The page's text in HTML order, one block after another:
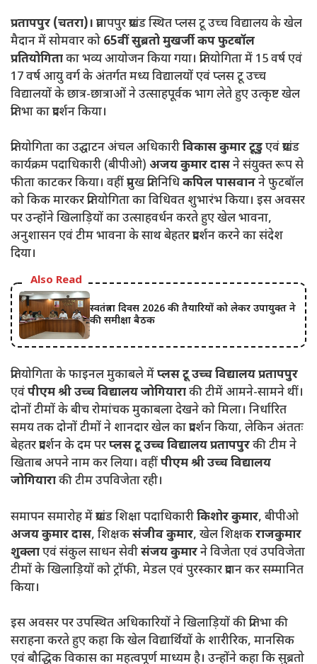
प्रतापपुर (चतरा)। प्रतापपुर प्रखंड स्थित प्लस टू उच्च विद्यालय के खेल
मैदान में सोमवार को 65वीं सुब्रतो मुखर्जी कप फुटबॉल
प्रतियोगिताका भव्य आयोजन किया गया। प्रतियोगिता में 15 वर्ष एवं
17 वर्ष आयु वर्ग के अंतर्गत मध्य विद्यालयों एवं प्लस टू उच्च
विद्यालयों के छात्र-छात्राओं ने उत्साहपूर्वक भाग लेते हुए उत्कृष्ट खेल
प्रतिभा का प्रदर्शन किया।
प्रतियोगिता का उद्घाटन अंचल अधिकारीविकास कुमार टूडुएवं प्रखंड
कार्यक्रम पदाधिकारी (बीपीओ) अजय कुमार दासने संयुक्त रूप से
फीता काटकर किया। वहीं प्रमुख प्रतिनिधिकपिल पासवानने फुटबॉल
को किक मारकर प्रतियोगिता का विधिवत शुभारंभ किया। इस अवसर
पर उन्होंने खिलाड़ियों का उत्साहवर्धन करते हुए खेल भावना,
अनुशासन एवं टीम भावना के साथ बेहतर प्रदर्शन करने का संदेश
दिया।
Also Read
स्वतंत्रता दिवस 2026 की तैयारियों को लेकर उपायुक्त ने
की समीक्षा बैठक
प्रतियोगिता के फाइनल मुकाबले मेंप्लस टू उच्च विद्यालय प्रतापपुर
एवंपीएम श्री उच्च विद्यालय जोगियाराकी टीमें आमने-सामने थीं।
दोनों टीमों के बीच रोमांचक मुकाबला देखने को मिला। निर्धारित
समय तक दोनों टीमों ने शानदार खेल का प्रदर्शन किया, लेकिन अंततः
बेहतर प्रदर्शन के दम परप्लस टू उच्च विद्यालय प्रतापपुरकी टीम ने
खिताब अपने नाम कर लिया। वहींपीएम श्री उच्च विद्यालय
जोगियाराकी टीम उपविजेता रही।
समापन समारोह में प्रखंड शिक्षा पदाधिकारीकिशोर कुमार, बीपीओ
अजय कुमार दास, शिक्षकसंजीव कुमार, खेल शिक्षकराजकुमार
शुक्लाएवं संकुल साधन सेवीसंजय कुमारने विजेता एवं उपविजेता
टीमों के खिलाड़ियों को ट्रॉफी, मेडल एवं पुरस्कार प्रदान कर सम्मानित
किया।
इस अवसर पर उपस्थित अधिकारियों ने खिलाड़ियों की प्रतिभा की
सराहना करते हुए कहा कि खेल विद्यार्थियों के शारीरिक, मानसिक
एवं बौद्धिक विकास का महत्वपूर्ण माध्यम है। उन्होंने कहा कि सुब्रतो